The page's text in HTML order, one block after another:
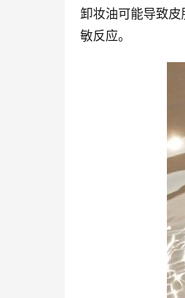
卸妆油可能导致
敏反应。